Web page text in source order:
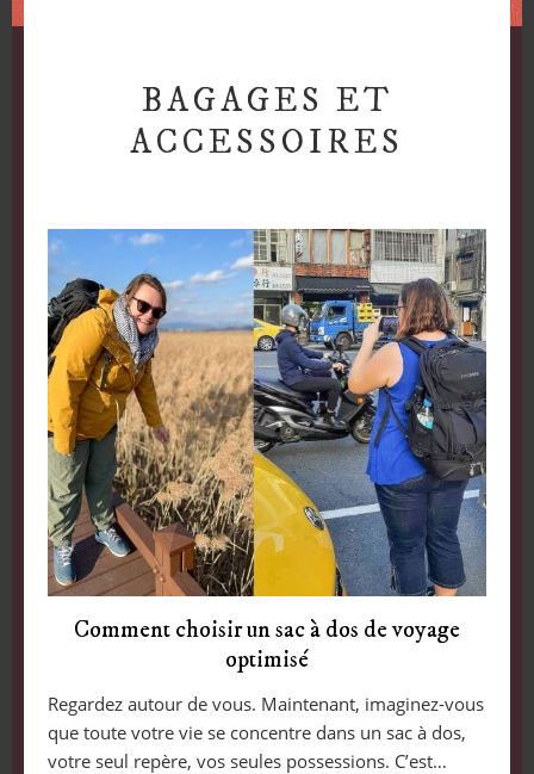
BAGAGES ET
ACCESSOIRES
Comment choisir un sac à dos de voyage
optimisé
Regardez autour de vous. Maintenant, imaginez-vous
que toute votre vie se concentre dans un sac à dos,
votre seul repère, vos seules possessions. C’est…